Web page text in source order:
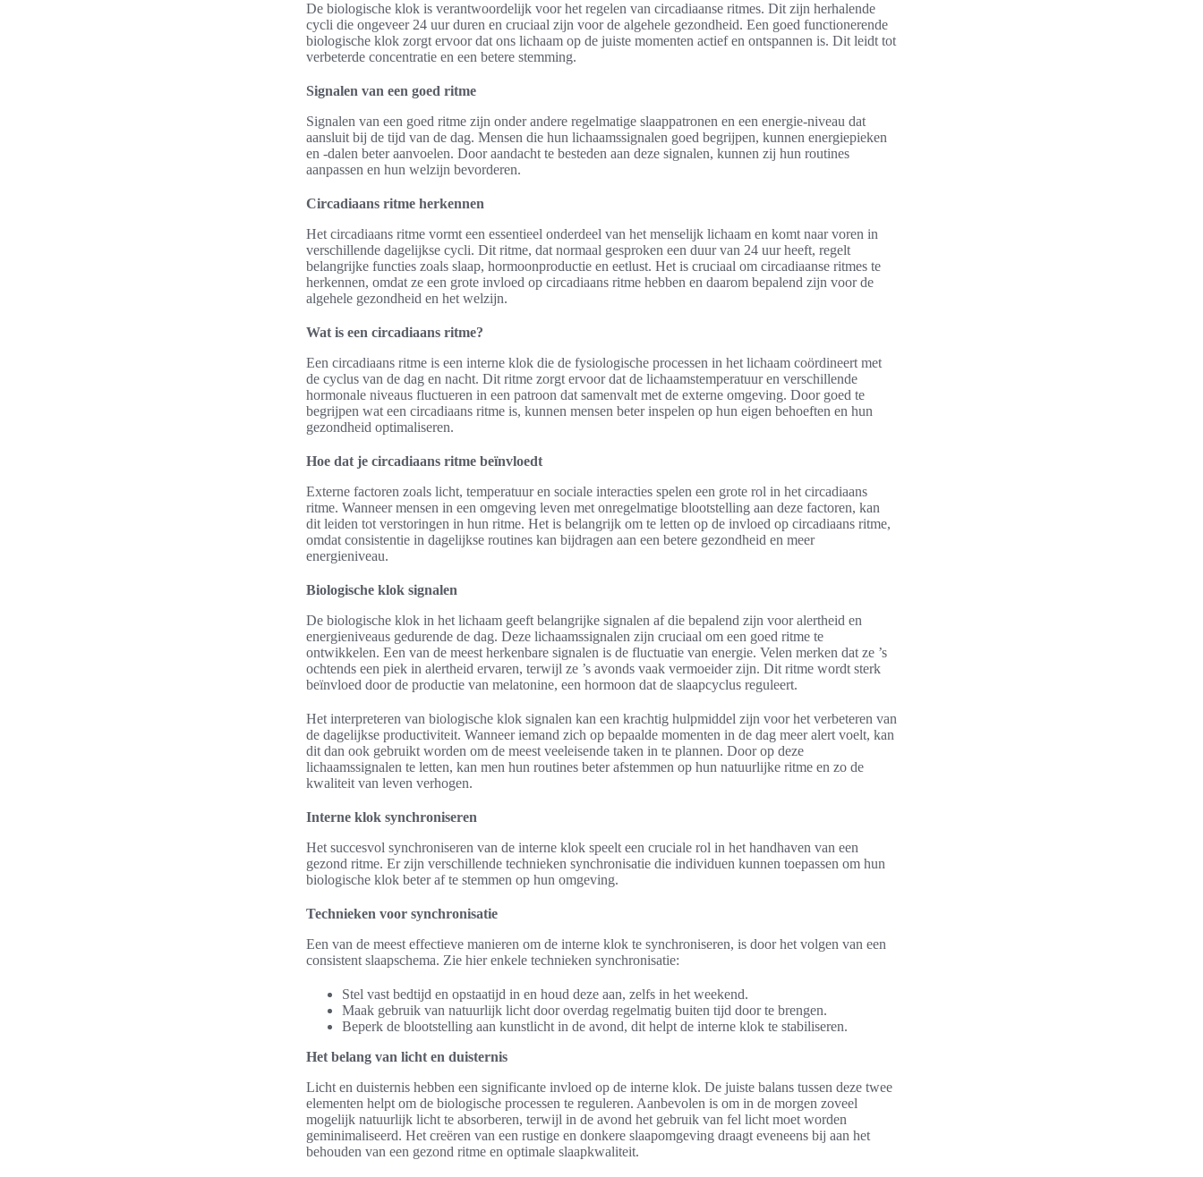
De biologische klok is verantwoordelijk voor het regelen van circadiaanse ritmes. Dit zijn herhalende
cycli die ongeveer 24 uur duren en cruciaal zijn voor de algehele gezondheid. Een goed functionerende
biologische klok zorgt ervoor dat ons lichaam op de juiste momenten actief en ontspannen is. Dit leidt tot
verbeterde concentratie en een betere stemming.
Signalen van een goed ritme
Signalen van een goed ritme zijn onder andere regelmatige slaappatronen en een energie-niveau dat
aansluit bij de tijd van de dag. Mensen die hun lichaamssignalen goed begrijpen, kunnen energiepieken
en -dalen beter aanvoelen. Door aandacht te besteden aan deze signalen, kunnen zij hun routines
aanpassen en hun welzijn bevorderen.
Circadiaans ritme herkennen
Het circadiaans ritme vormt een essentieel onderdeel van het menselijk lichaam en komt naar voren in
verschillende dagelijkse cycli. Dit ritme, dat normaal gesproken een duur van 24 uur heeft, regelt
belangrijke functies zoals slaap, hormoonproductie en eetlust. Het is cruciaal om circadiaanse ritmes te
herkennen, omdat ze een grote invloed op circadiaans ritme hebben en daarom bepalend zijn voor de
algehele gezondheid en het welzijn.
Wat is een circadiaans ritme?
Een circadiaans ritme is een interne klok die de fysiologische processen in het lichaam coördineert met
de cyclus van de dag en nacht. Dit ritme zorgt ervoor dat de lichaamstemperatuur en verschillende
hormonale niveaus fluctueren in een patroon dat samenvalt met de externe omgeving. Door goed te
begrijpen wat een circadiaans ritme is, kunnen mensen beter inspelen op hun eigen behoeften en hun
gezondheid optimaliseren.
Hoe dat je circadiaans ritme beïnvloedt
Externe factoren zoals licht, temperatuur en sociale interacties spelen een grote rol in het circadiaans
ritme. Wanneer mensen in een omgeving leven met onregelmatige blootstelling aan deze factoren, kan
dit leiden tot verstoringen in hun ritme. Het is belangrijk om te letten op de invloed op circadiaans ritme,
omdat consistentie in dagelijkse routines kan bijdragen aan een betere gezondheid en meer
energieniveau.
Biologische klok signalen
De biologische klok in het lichaam geeft belangrijke signalen af die bepalend zijn voor alertheid en
energieniveaus gedurende de dag. Deze lichaamssignalen zijn cruciaal om een goed ritme te
ontwikkelen. Een van de meest herkenbare signalen is de fluctuatie van energie. Velen merken dat ze ’s
ochtends een piek in alertheid ervaren, terwijl ze ’s avonds vaak vermoeider zijn. Dit ritme wordt sterk
beïnvloed door de productie van melatonine, een hormoon dat de slaapcyclus reguleert.
Het interpreteren van biologische klok signalen kan een krachtig hulpmiddel zijn voor het verbeteren van
de dagelijkse productiviteit. Wanneer iemand zich op bepaalde momenten in de dag meer alert voelt, kan
dit dan ook gebruikt worden om de meest veeleisende taken in te plannen. Door op deze
lichaamssignalen te letten, kan men hun routines beter afstemmen op hun natuurlijke ritme en zo de
kwaliteit van leven verhogen.
Interne klok synchroniseren
Het succesvol synchroniseren van de interne klok speelt een cruciale rol in het handhaven van een
gezond ritme. Er zijn verschillende technieken synchronisatie die individuen kunnen toepassen om hun
biologische klok beter af te stemmen op hun omgeving.
Technieken voor synchronisatie
Een van de meest effectieve manieren om de interne klok te synchroniseren, is door het volgen van een
consistent slaapschema. Zie hier enkele technieken synchronisatie:
Stel vast bedtijd en opstaatijd in en houd deze aan, zelfs in het weekend.
Maak gebruik van natuurlijk licht door overdag regelmatig buiten tijd door te brengen.
Beperk de blootstelling aan kunstlicht in de avond, dit helpt de interne klok te stabiliseren.
Het belang van licht en duisternis
Licht en duisternis hebben een significante invloed op de interne klok. De juiste balans tussen deze twee
elementen helpt om de biologische processen te reguleren. Aanbevolen is om in de morgen zoveel
mogelijk natuurlijk licht te absorberen, terwijl in de avond het gebruik van fel licht moet worden
geminimaliseerd. Het creëren van een rustige en donkere slaapomgeving draagt eveneens bij aan het
behouden van een gezond ritme en optimale slaapkwaliteit.